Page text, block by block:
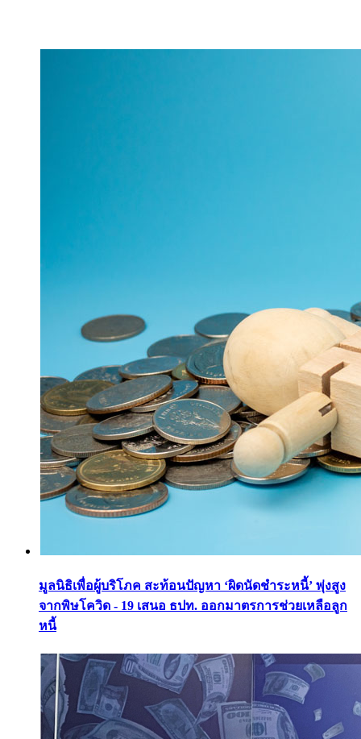
มูลนิธิเพื่อผู้บริโภค สะท้อนปัญหา ‘ผิดนัดชำระหนี้’ พุ่งสูง
จากพิษโควิด - 19 เสนอ ธปท. ออกมาตรการช่วยเหลือลูก
หนี้